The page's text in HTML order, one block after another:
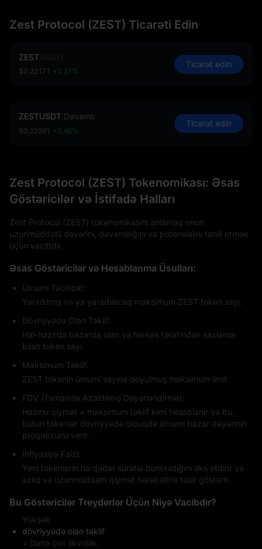
Zest Protocol (ZEST) Ticarəti Edin
ZEST
$0,22171 +2,21%
Ticarət edin
ZESTUSDT Davamlı
$0,22261 +2,46%
Ticarət edin
Zest Protocol (ZEST) Tokenomikası: Əsas
Göstəricilər və İstifadə Halları
Zest Protocol (ZEST) tokenomikasını anlamaq onun
uzunmüddətli dəyərini, davamlılığını və potensialını təhlil etmək
üçün vacibdir.
Əsas Göstəricilər və Hesablanma Üsulları:
Ümumi Təchizat:
Yaradılmış və ya yaradılacaq maksimum ZEST token sayı.
Dövriyyədə Olan Təklif:
Hal-hazırda bazarda olan və hərkəs tərəfindən saxlanıla
bilən token sayı.
Maksimum Təklif:
ZEST tokenin ümumi sayına qoyulmuş maksimum limit.
FDV (Tamamilə Azaldılmış Dəyərləndirmə):
Hazırkı qiymət × maksimum təklif kimi hesablanır və bu,
bütün tokenlər dövriyyədə olduqda ümumi bazar dəyərinin
proqnozunu verir.
İnflyasiya Faizi:
Yeni tokenlərin nə qədər sürətlə buraxıldığını əks etdirir və
azlıq və uzunmüddətli qiymət hərəkətinə təsir göstərir.
Bu Göstəricilər Treyderlər Üçün Niyə Vacibdir?
Yüksək
dövriyyədə olan təklif
= Daha çox likvidlik.